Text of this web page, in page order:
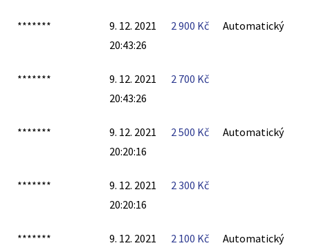
*******
9. 12. 2021
20:43:26
2 900 Kč Automatický
*******
9. 12. 2021
20:43:26
2 700 Kč
*******
9. 12. 2021
20:20:16
2 500 Kč Automatický
*******
9. 12. 2021
20:20:16
2 300 Kč
*******
9. 12. 2021
2 100 Kč Automatický